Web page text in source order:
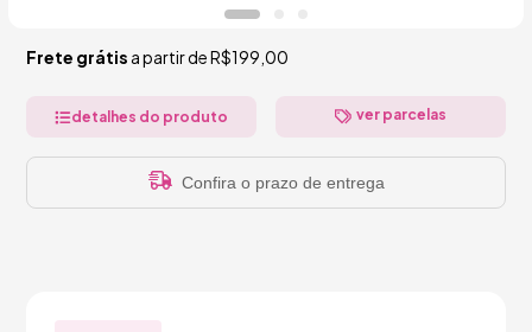
Frete grátis a partir deR$199,00
detalhes do produto ver parcelas
Confira o prazo de entrega